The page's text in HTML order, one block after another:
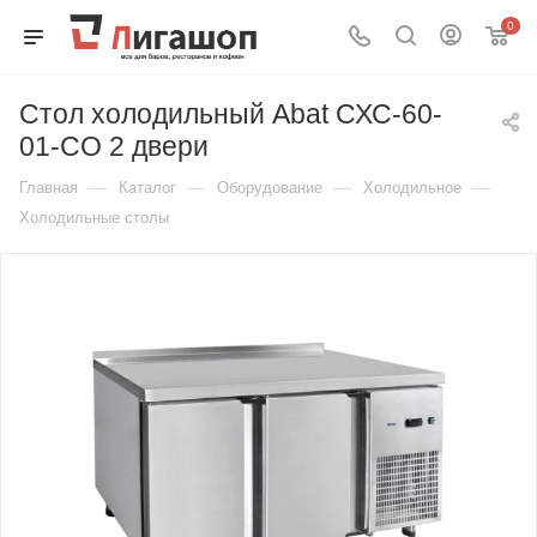
0
Стол холодильный Abat СХС-60-
01-СО 2 двери
Главная — Каталог — Оборудование — Холодильное —
Холодильные столы